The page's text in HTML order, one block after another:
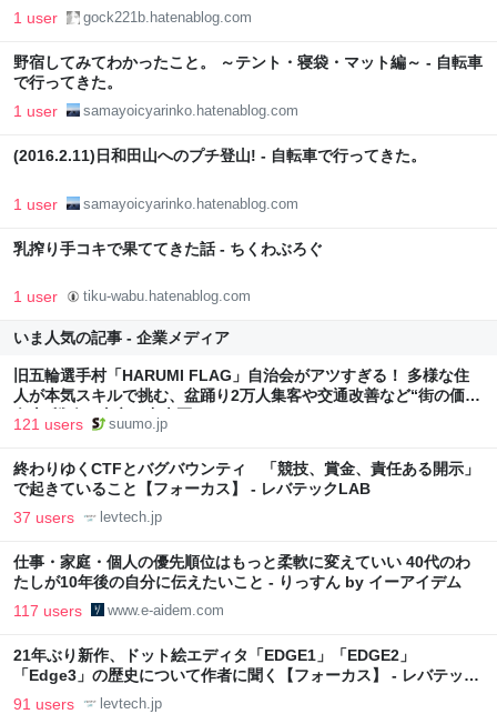
1 user gock221b.hatenablog.com
野宿してみてわかったこと。 ～テント・寝袋・マット編～ - 自転車
で行ってきた。
1 user samayoicyarinko.hatenablog.com
(2016.2.11)日和田山へのプチ登山! - 自転車で行ってきた。
1 user samayoicyarinko.hatenablog.com
乳搾り手コキで果ててきた話 - ちくわぶろぐ
1 user tiku-wabu.hatenablog.com
いま人気の記事 - 企業メディア
旧五輪選手村「HARUMI FLAG」自治会がアツすぎる！ 多様な住
人が本気スキルで挑む、盆踊り2万人集客や交通改善など“街の価値
向上”戦略 東京・中央区
121 users suumo.jp
終わりゆくCTFとバグバウンティ 「競技、賞金、責任ある開示」
で起きていること【フォーカス】 - レバテックLAB
37 users levtech.jp
仕事・家庭・個人の優先順位はもっと柔軟に変えていい 40代のわ
たしが10年後の自分に伝えたいこと - りっすん by イーアイデム
117 users www.e-aidem.com
21年ぶり新作、ドット絵エディタ「EDGE1」「EDGE2」
「Edge3」の歴史について作者に聞く【フォーカス】 - レバテック
LAB
91 users levtech.jp